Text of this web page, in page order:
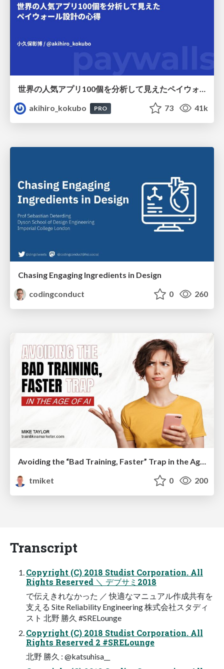
世界の人気アプリ100個を分析して見えたペイウォール設計の心得
akihiro_kokubo
PRO 73 41k
Chasing Engaging Ingredients in Design
codingconduct
0 260
tmiket
0 200
Transcript
Copyright (C) 2018 Studist Corporation. All
Rights Reserved ＼ デブサミ2018
で伝えきれなかった ／ 快適なマニュアル作成共有を
支える Site Reliability Engineering 株式会社スタディ
スト 北野 勝久 #SRELounge
Copyright (C) 2018 Studist Corporation. All
Rights Reserved 2 #SRELounge
北野 勝久 : @katsuhisa__